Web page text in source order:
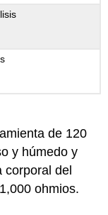
de 120
y húmedo y
corporal del
ohmios.